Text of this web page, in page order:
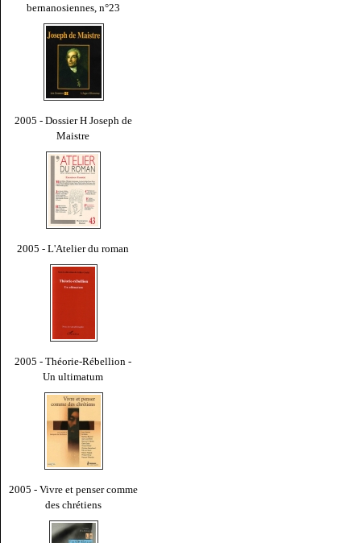
bernanosiennes, n°23
2005 - Dossier H Joseph de
Maistre
2005 - L'Atelier du roman
2005 - Théorie-Rébellion -
Un ultimatum
2005 - Vivre et penser comme
des chrétiens